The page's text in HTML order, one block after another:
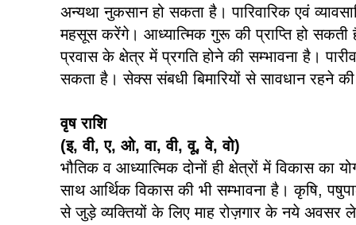
अन्यथा नुकसान हो सकता है। पारिवारिक एवं
महसूस करेंगे। आध्यात्मिक गुरू की प्राप्ति हो सकती
प्रवास के क्षेत्र में प्रगति होने की सम्भावना है।
सकता है। सेक्स संबधी बिमारियों से सावधान रहने
वृष राशि
(इ, वी, ए, ओ, वा, वी, वू, वे, वो)
भौतिक व आध्यात्मिक दोनों ही क्षेत्रों में विकास का
साथ आर्थिक विकास की भी सम्भावना है। कृषि,
से जुड़े व्यक्तियों के लिए माह रोज़गार के नये अवसर